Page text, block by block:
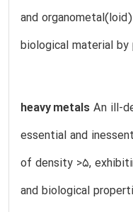
and
biological material
heavy metals An ill-
essential and
of density >5,
and biological